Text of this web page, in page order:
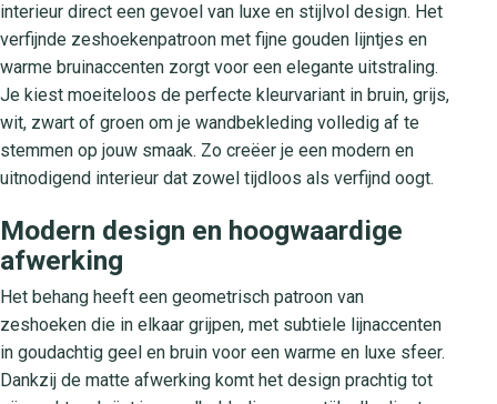
interieur direct een gevoel van luxe en stijlvol design. Het
verfijnde zeshoekenpatroon met fijne gouden lijntjes en
warme bruinaccenten zorgt voor een elegante uitstraling.
Je kiest moeiteloos de perfecte kleurvariant in bruin, grijs,
wit, zwart of groen om je wandbekleding volledig af te
stemmen op jouw smaak. Zo creëer je een modern en
uitnodigend interieur dat zowel tijdloos als verfijnd oogt.
Modern design en hoogwaardige
afwerking
Het behang heeft een geometrisch patroon van
zeshoeken die in elkaar grijpen, met subtiele lijnaccenten
in goudachtig geel en bruin voor een warme en luxe sfeer.
Dankzij de matte afwerking komt het design prachtig tot